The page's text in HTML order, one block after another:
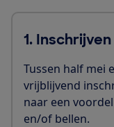
1. Inschrijven
Tussen half mei
vrijblijvend
naar een
en/of bellen.